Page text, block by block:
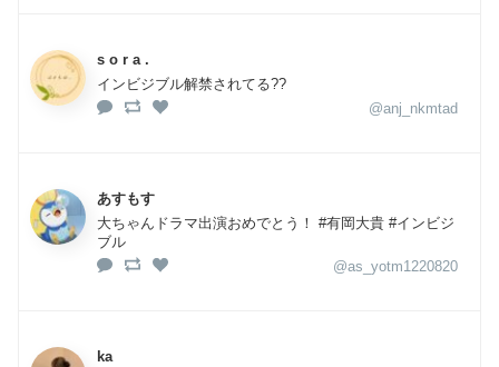
s o r a .
インビジブル解禁されてる??
@anj_nkmtad
あすもす
大ちゃんドラマ出演おめでとう！ #有岡大貴 #インビジ
ブル
@as_yotm1220820
ka